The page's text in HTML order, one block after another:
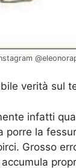
verità sul
infatti
porre la
Grosso